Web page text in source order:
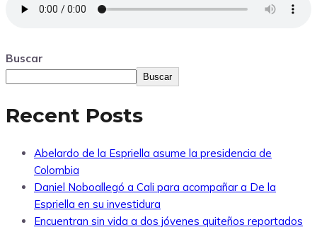
Buscar
Buscar
Recent Posts
Abelardo de la Espriella asume la presidencia de
Colombia
Daniel Noboallegó a Cali para acompañar a De la
Espriella en su investidura
Encuentran sin vida a dos jóvenes quiteños reportados